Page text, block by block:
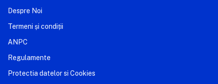
Despre Noi
Termeni și condiții
ANPC
Regulamente
Protectia datelor si Cookies